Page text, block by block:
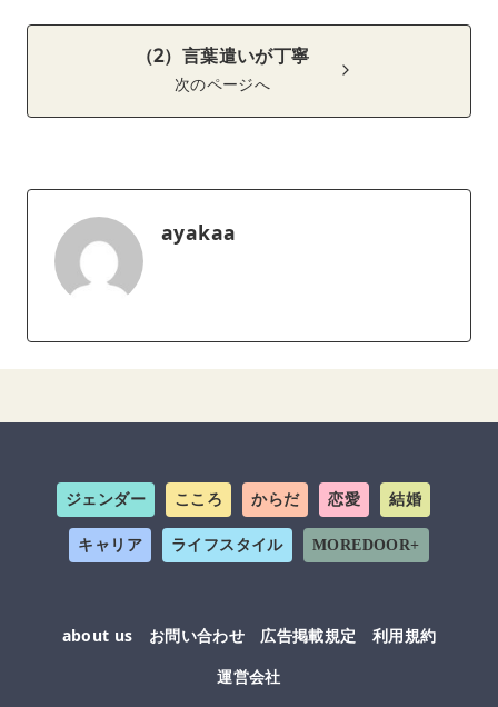
（2）言葉遣いが丁寧
次のページへ
ayakaa
ジェンダー こころ からだ 恋愛 結婚
キャリア ライフスタイル MOREDOOR+
about us お問い合わせ 広告掲載規定
利用規約
運営会社